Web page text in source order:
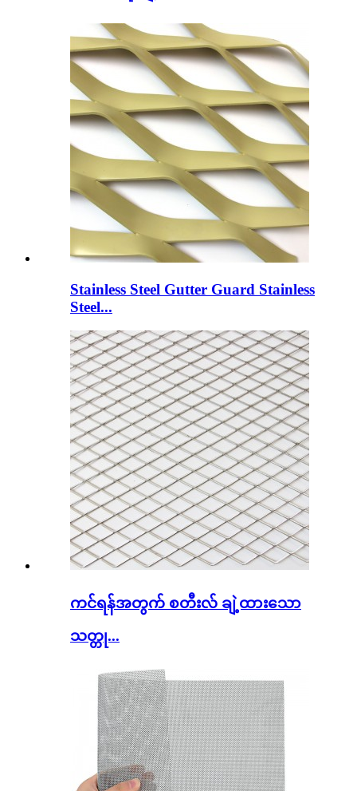
Stainless Steel Gutter Guard Stainless
Steel...
ကင်ရန်အတွက် စတီးလ် ချဲ့ထားသော
သတ္တု...